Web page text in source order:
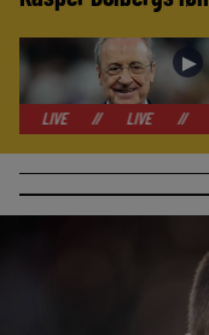
►
LIVE LIVE